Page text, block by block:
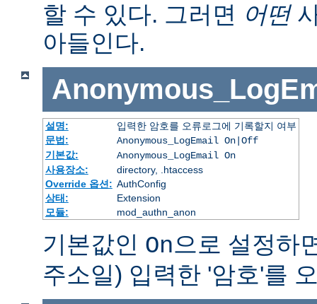
할 수 있다. 그러면 어떤
아들인다.
설명:
입력한 암호를 오류로그에 기록할지 여부
문법:
Anonymous_LogEmail On|Off
기본값:
Anonymous_LogEmail On
사용장소:
directory, .htaccess
Override 옵션: AuthConfig
상태:
Extension
모듈:
mod_authn_anon
기본값인 On으로 설정하
주소일) 입력한 '암호'를